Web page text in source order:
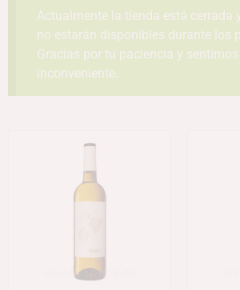
Actualmente la tienda está cerrada
no estarán disponibles durante los
Gracias por tu paciencia y
inconveniente.